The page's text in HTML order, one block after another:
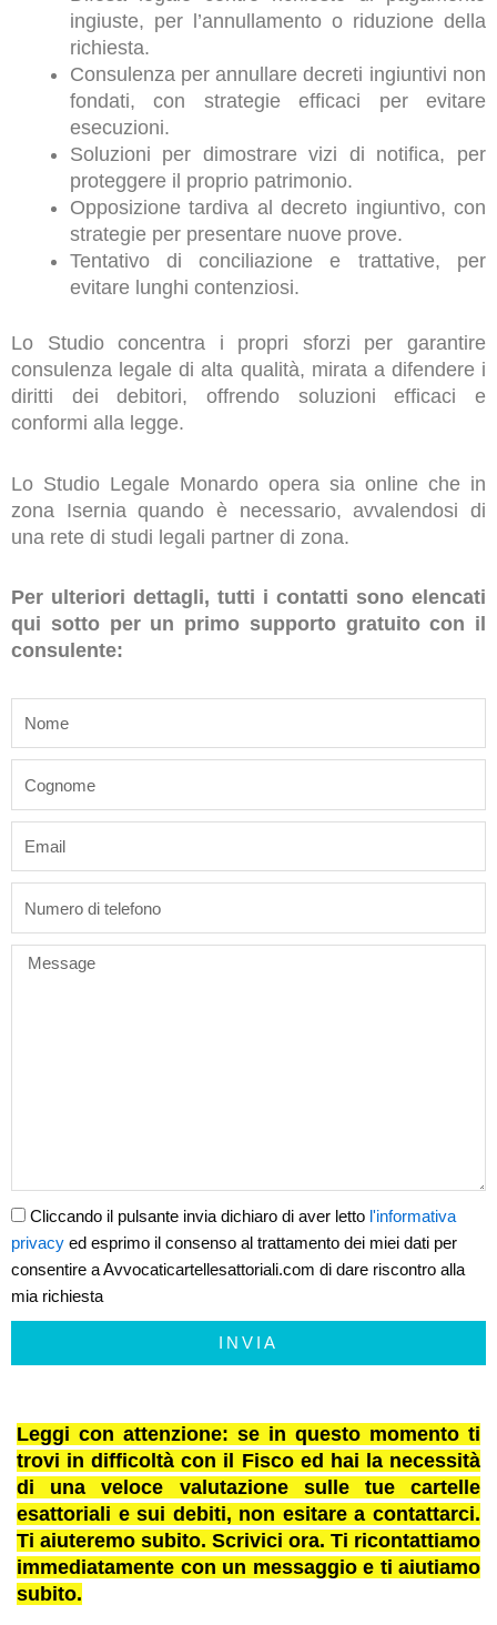
ingiuste, per l’annullamento o riduzione della
richiesta.
Consulenza per annullare decreti ingiuntivi non
fondati, con strategie efficaci per evitare
esecuzioni.
Soluzioni per dimostrare vizi di notifica, per
proteggere il proprio patrimonio.
Opposizione tardiva al decreto ingiuntivo, con
strategie per presentare nuove prove.
Tentativo di conciliazione e trattative, per
evitare lunghi contenziosi.
Lo Studio concentra i propri sforzi per garantire
consulenza legale di alta qualità, mirata a difendere i
diritti dei debitori, offrendo soluzioni efficaci e
conformi alla legge.
Lo Studio Legale Monardo opera sia online che in
zona Isernia quando è necessario, avvalendosi di
una rete di studi legali partner di zona.
Per ulteriori dettagli, tutti i contatti sono elencati
qui sotto per un primo supporto gratuito con il
consulente:
Message
Cliccando il pulsante invia dichiaro di aver letto l'informativa
privacy ed esprimo il consenso al trattamento dei miei dati per
consentire a Avvocaticartellesattoriali.com di dare riscontro alla
mia richiesta
INVIA
Leggi con attenzione: se in questo momento ti
trovi in difficoltà con il Fisco ed hai la necessità
di una veloce valutazione sulle tue cartelle
esattoriali e sui debiti, non esitare a contattarci.
Ti aiuteremo subito. Scrivici ora. Ti ricontattiamo
immediatamente con un messaggio e ti aiutiamo
subito.